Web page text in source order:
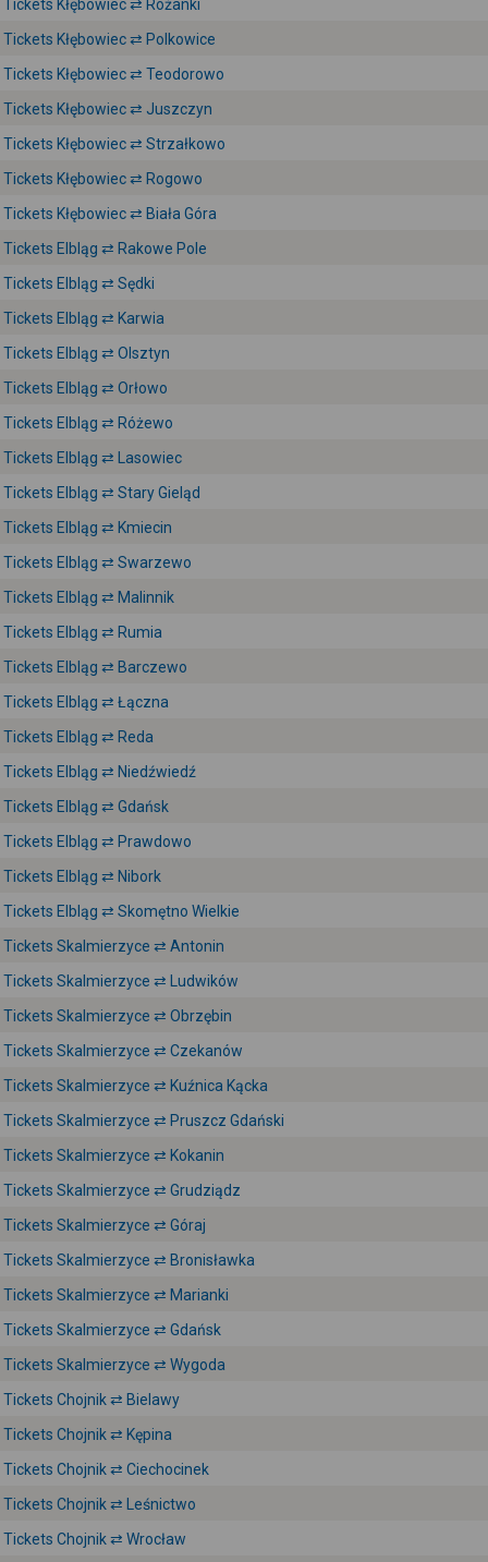
Tickets Kłębowiec ⇄ Różanki
Tickets Kłębowiec ⇄ Polkowice
Tickets Kłębowiec ⇄ Teodorowo
Tickets Kłębowiec ⇄ Juszczyn
Tickets Kłębowiec ⇄ Strzałkowo
Tickets Kłębowiec ⇄ Rogowo
Tickets Kłębowiec ⇄ Biała Góra
Tickets Elbląg ⇄ Rakowe Pole
Tickets Elbląg ⇄ Sędki
Tickets Elbląg ⇄ Karwia
Tickets Elbląg ⇄ Olsztyn
Tickets Elbląg ⇄ Orłowo
Tickets Elbląg ⇄ Różewo
Tickets Elbląg ⇄ Lasowiec
Tickets Elbląg ⇄ Stary Gieląd
Tickets Elbląg ⇄ Kmiecin
Tickets Elbląg ⇄ Swarzewo
Tickets Elbląg ⇄ Malinnik
Tickets Elbląg ⇄ Rumia
Tickets Elbląg ⇄ Barczewo
Tickets Elbląg ⇄ Łączna
Tickets Elbląg ⇄ Reda
Tickets Elbląg ⇄ Niedźwiedź
Tickets Elbląg ⇄ Gdańsk
Tickets Elbląg ⇄ Prawdowo
Tickets Elbląg ⇄ Nibork
Tickets Elbląg ⇄ Skomętno Wielkie
Tickets Skalmierzyce ⇄ Antonin
Tickets Skalmierzyce ⇄ Ludwików
Tickets Skalmierzyce ⇄ Obrzębin
Tickets Skalmierzyce ⇄ Czekanów
Tickets Skalmierzyce ⇄ Kuźnica Kącka
Tickets Skalmierzyce ⇄ Pruszcz Gdański
Tickets Skalmierzyce ⇄ Kokanin
Tickets Skalmierzyce ⇄ Grudziądz
Tickets Skalmierzyce ⇄ Góraj
Tickets Skalmierzyce ⇄ Bronisławka
Tickets Skalmierzyce ⇄ Marianki
Tickets Skalmierzyce ⇄ Gdańsk
Tickets Skalmierzyce ⇄ Wygoda
Tickets Chojnik ⇄ Bielawy
Tickets Chojnik ⇄ Kępina
Tickets Chojnik ⇄ Ciechocinek
Tickets Chojnik ⇄ Leśnictwo
Tickets Chojnik ⇄ Wrocław